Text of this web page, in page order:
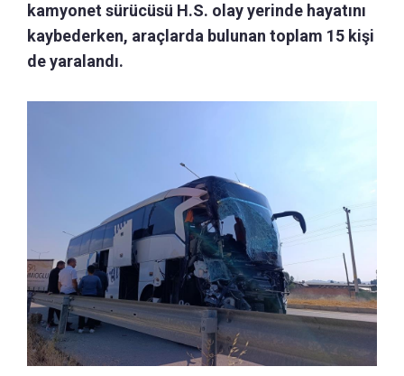
kamyonet sürücüsü H.S. olay yerinde hayatını
kaybederken, araçlarda bulunan toplam 15 kişi
de yaralandı.